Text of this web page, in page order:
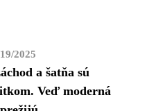
2025
a šatňa sú
Veď moderná